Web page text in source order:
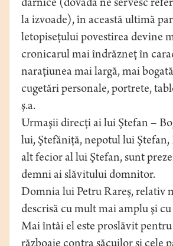
darnice (dovadă ne servesc
la izvoade), în această ultimă
letopiseţului povestirea devine
cronicarul mai îndrăzneţ în
naraţiunea mai largă, mai
cugetări personale, portrete,
ş.a.
Urmaşii direcţi ai lui Ştefan –
lui, Ştefăniţă, nepotul lui Ştefan,
alt fecior al lui Ştefan, sunt
demni ai slăvitului domnitor.
Domnia lui Petru Rareş, relativ
descrisă cu mult mai amplu şi
Mai întâi el este proslăvit